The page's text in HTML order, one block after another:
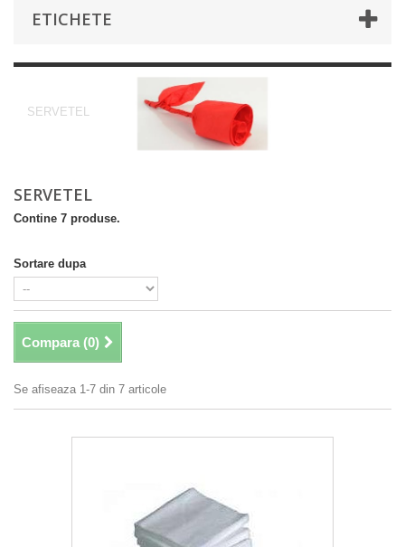
ETICHETE
SERVETEL
SERVETEL
Contine 7 produse.
Sortare dupa
Compara (0)
Se afiseaza 1-7 din 7 articole